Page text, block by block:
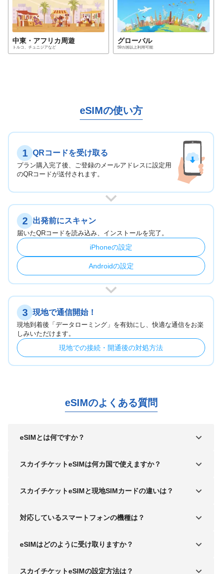
中東・アフリカ周遊
トルコ、チュニジアなど
グローバル
59カ国以上利用可能
eSIMの使い方
1 QRコードを受け取る
プラン購入完了後、ご登録のメールアドレスに設定用
のQRコードが送付されます。
2 出発前にスキャン
届いたQRコードを読み込み、インストールを完了。
iPhoneの設定
Androidの設定
3 現地で通信開始！
現地到着後「データローミング」を有効にし、快適な通信をお楽
しみいただけます。
現地での接続・開通後の対処方法
eSIMのよくある質問
eSIMとは何ですか？
スカイチケットeSIMは何カ国で使えますか？
スカイチケットeSIMと現地SIMカードの違いは？
対応しているスマートフォンの機種は？
eSIMはどのように受け取りますか？
スカイチケットeSIMの設定方法は？